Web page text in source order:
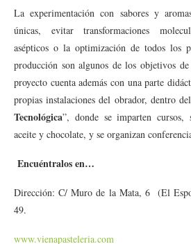
La experimentación con sabores y
únicas, evitar transformaciones
asépticos o la optimización de todos los
producción son algunos de los objetivos
proyecto cuenta además con una parte
propias instalaciones del obrador, dentro
Tecnológica”, donde se imparten cursos,
aceite y chocolate, y se organizan
Encuéntralos en…
Dirección: C/ Muro de la Mata, 6 (El
49.
www.vienapasteleria.com